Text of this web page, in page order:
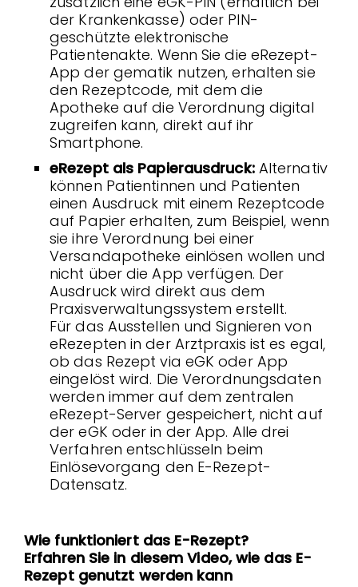
der Krankenkasse) oder PIN-
geschützte elektronische
Patientenakte. Wenn Sie die eRezept-
App der gematik nutzen, erhalten sie
den Rezeptcode, mit dem die
Apotheke auf die Verordnung digital
zugreifen kann, direkt auf ihr
Smartphone.
eRezept als Papierausdruck:Alternativ
können Patientinnen und Patienten
einen Ausdruck mit einem Rezeptcode
auf Papier erhalten, zum Beispiel, wenn
sie ihre Verordnung bei einer
Versandapotheke einlösen wollen und
nicht über die App verfügen. Der
Ausdruck wird direkt aus dem
Praxisverwaltungssystem erstellt.
Für das Ausstellen und Signieren von
eRezepten in der Arztpraxis ist es egal,
ob das Rezept via eGK oder App
eingelöst wird. Die Verordnungsdaten
werden immer auf dem zentralen
eRezept-Server gespeichert, nicht auf
der eGK oder in der App. Alle drei
Verfahren entschlüsseln beim
Einlösevorgang den E-Rezept-
Datensatz.
Wie funktioniert das E-Rezept?
Erfahren Sie in diesem Video, wie das E-
Rezept genutzt werden kann